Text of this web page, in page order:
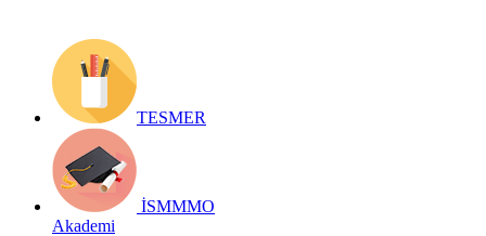
TESMER
İSMMMO
Akademi